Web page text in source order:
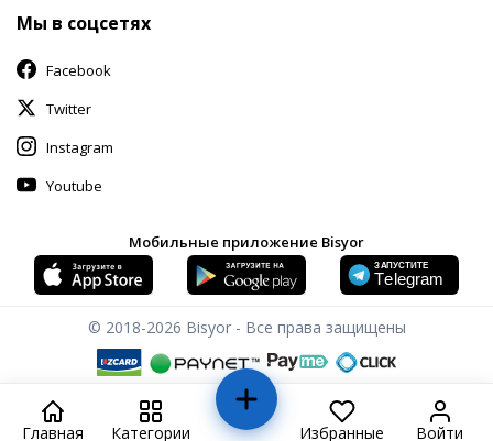
Мы в соцсетях
Facebook
Twitter
Instagram
Youtube
Мобильные приложение Bisyor
© 2018-2026 Bisyor - Все права защищены
Главная Категории Избранные Войти